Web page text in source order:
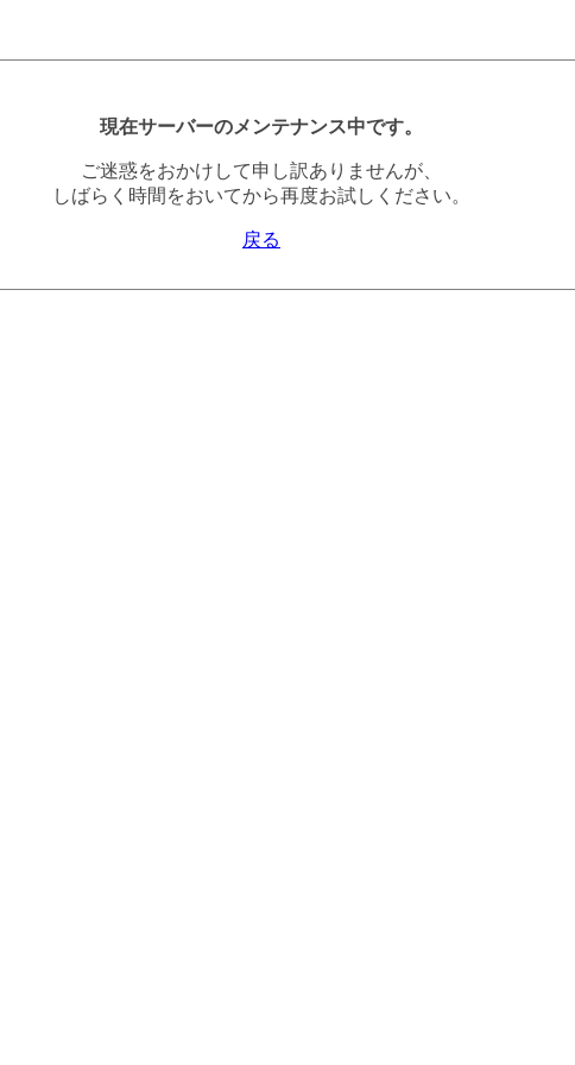
現在サーバーのメンテナンス中です。
ご迷惑をおかけして申し訳ありませんが、
しばらく時間をおいてから再度お試しください。
戻る